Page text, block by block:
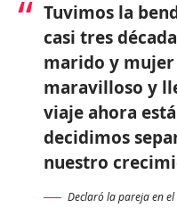
Tuvimos la
casi tres
marido y
maravilloso y
viaje ahora
decidimos
nuestro
Declaró la pareja en